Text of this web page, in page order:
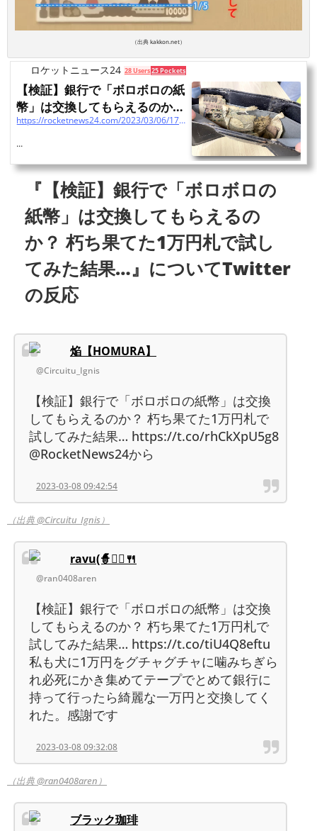
（出典 kakkon.net）
ロケットニュース24 28 Users25 Pockets
【検証】銀行で「ボロボロの紙
幣」は交換してもらえるのか？
朽ち果てた1万円札で...
https://rocketnews24.com/2023/03/06/1781809/
...
『【検証】銀行で「ボロボロの
紙幣」は交換してもらえるの
か？ 朽ち果てた1万円札で試し
てみた結果…』についてTwitter
の反応
焔【HOMURA】
@Circuitu_Ignis
【検証】銀行で「ボロボロの紙幣」は交換
してもらえるのか？ 朽ち果てた1万円札で
試してみた結果… https://t.co/rhCkXpU5g8
@RocketNews24から
2023-03-08 09:42:54
（出典 @Circuitu_Ignis）
ravu(🧙🧟‍♂🍴
@ran0408aren
【検証】銀行で「ボロボロの紙幣」は交換
してもらえるのか？ 朽ち果てた1万円札で
試してみた結果… https://t.co/tiU4Q8eftu
私も犬に1万円をグチャグチャに噛みちぎら
れ必死にかき集めてテープでとめて銀行に
持って行ったら綺麗な一万円と交換してく
れた。感謝です
2023-03-08 09:32:08
（出典 @ran0408aren）
ブラック珈琲